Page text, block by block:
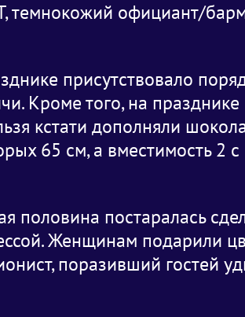
темнокожий официант/
присутствовало
Кроме того, на
кстати дополняли
65 см, а вместимость 2
половина постаралась
Женщинам подарили
поразивший гостей